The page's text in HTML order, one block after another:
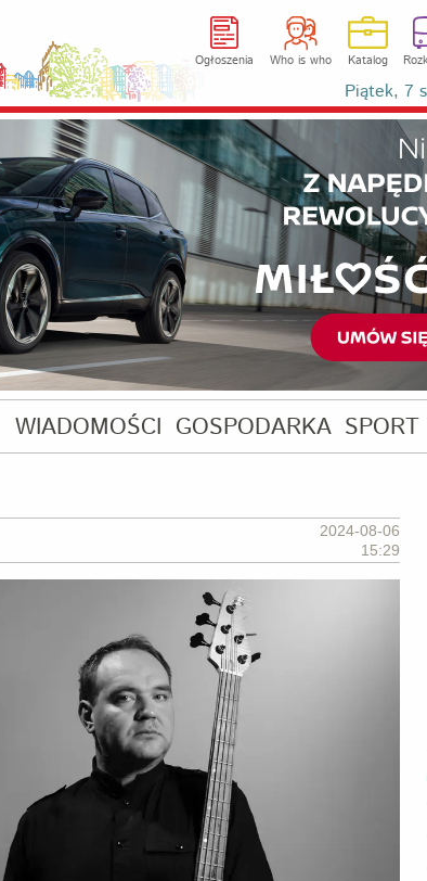
Ogłoszenia Who is who Katalog
Piątek, 7
WIADOMOŚCI GOSPODARKA SPORT
2024-08-06
15:29